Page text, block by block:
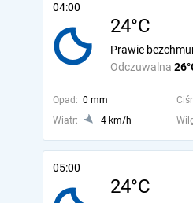
04:00
24°C
Odczuwalna
Prawie
Opad: 0 mm
Wiatr:
4 km/h
05:00
24°C